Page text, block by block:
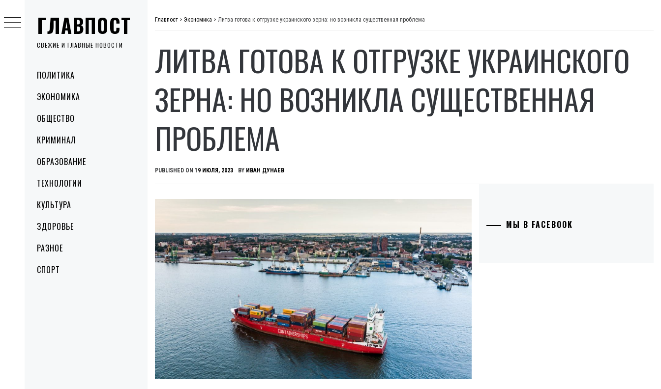
ГЛАВПОСТ
СВЕЖИЕ И ГЛАВНЫЕ НОВОСТИ
MenuПОЛИТИКА
ЭКОНОМИКА
ОБЩЕСТВО
КРИМИНАЛ
ОБРАЗОВАНИЕ
ТЕХНОЛОГИИ
КУЛЬТУРА
ЗДОРОВЬЕ
РАЗНОЕ
СПОРТ
to
content
Главпост > Экономика > Литва готова к отгрузке украинского зерна: но возникла существенная проблема
ЛИТВА ГОТОВА К ОТГРУЗКЕ УКРАИНСКОГО
ЗЕРНА: НО ВОЗНИКЛА СУЩЕСТВЕННАЯ
ПРОБЛЕМА
PUBLISHED ON 19 ИЮЛЯ, 2023 BY ИВАН ДУНАЕВ
МЫ В FACEBOOK